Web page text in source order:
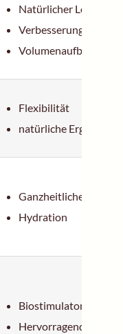
Natürlicher Look,
Verbesserung der
Volumenaufbau
Flexibilität
natürliche Ergebnisse
Ganzheitliche
Hydration
Biostimulator
Hervorragende